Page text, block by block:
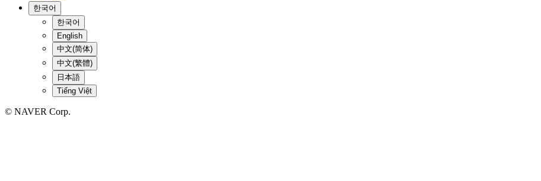
한국어
한국어
English
中文(简体)
中文(繁體)
日本語
Tiếng Việt
© NAVER Corp.